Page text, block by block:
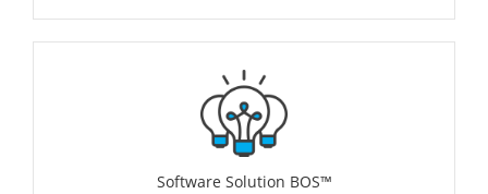
Software Solution BOS™